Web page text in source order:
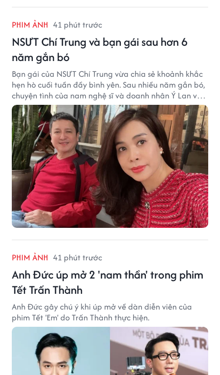
PHIM ẢNH 41 phút trước
NSƯT Chí Trung và bạn gái sau hơn 6
năm gắn bó
Bạn gái của NSƯT Chí Trung vừa chia sẻ khoảnh khắc
hẹn hò cuối tuần đầy bình yên. Sau nhiều năm gắn bó,
chuyện tình của nam nghệ sĩ và doanh nhân Ý Lan vẫn
nhận được sự quan tâm từ công chúng.
PHIM ẢNH 41 phút trước
Anh Đức úp mở 2 'nam thần' trong phim
Tết Trấn Thành
Anh Đức gây chú ý khi úp mở về dàn diễn viên của
phim Tết 'Em' do Trấn Thành thực hiện.